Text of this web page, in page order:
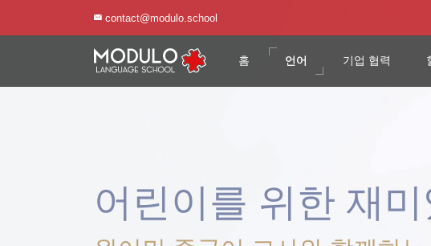
contact@modulo.school
contact@modulo.school
홈
홈 언어
언어 기업 협력
기업 협력
어린이를 위한 재